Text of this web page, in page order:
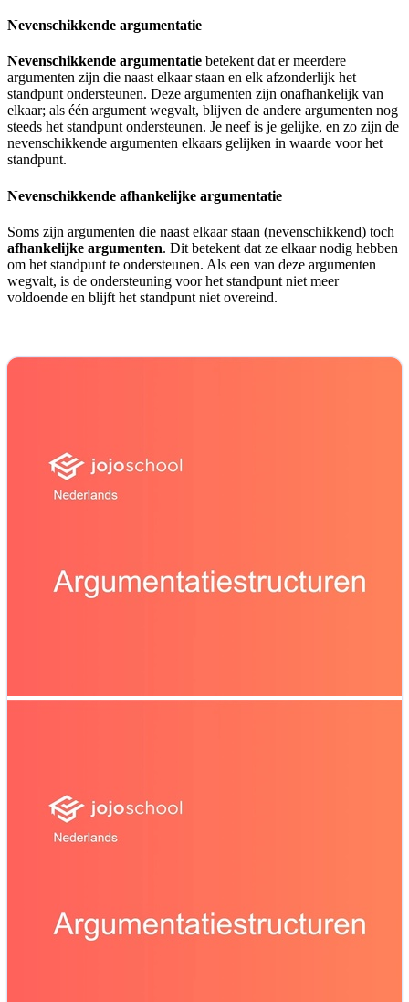
Nevenschikkende argumentatie
Nevenschikkende argumentatie betekent dat er meerdere
argumenten zijn die naast elkaar staan en elk afzonderlijk het
standpunt ondersteunen. Deze argumenten zijn onafhankelijk van
elkaar; als één argument wegvalt, blijven de andere argumenten nog
steeds het standpunt ondersteunen. Je neef is je gelijke, en zo zijn de
nevenschikkende argumenten elkaars gelijken in waarde voor het
standpunt.
Nevenschikkende afhankelijke argumentatie
Soms zijn argumenten die naast elkaar staan (nevenschikkend) toch
afhankelijke argumenten. Dit betekent dat ze elkaar nodig hebben
om het standpunt te ondersteunen. Als een van deze argumenten
wegvalt, is de ondersteuning voor het standpunt niet meer
voldoende en blijft het standpunt niet overeind.